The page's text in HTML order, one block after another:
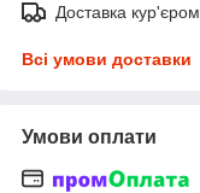
Доставка кур'єром
Всі умови доставки
Умови оплати